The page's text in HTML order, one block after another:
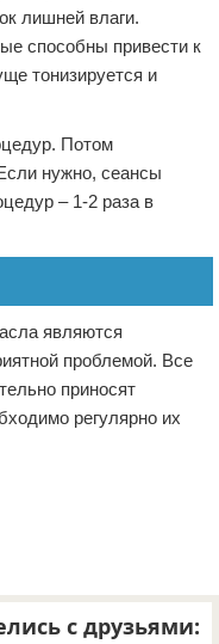
лишней влаги.
способны привести к
тонизируется и
Потом
нужно, сеансы
– 1-2 раза в
являются
проблемой. Все
приносят
регулярно их
с друзьями: